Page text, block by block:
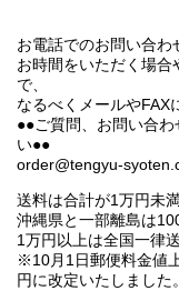
お電話でのお問い合わ
お時間をいただく場
で、
なるべくメールやFAX
●●ご質問、お問い合
い●●
order@tengyu-
送料は合計が1万円未
沖縄県と一部離島は
1万円以上は全国一律
※10月1日郵便料金値
円に改定いたしました。